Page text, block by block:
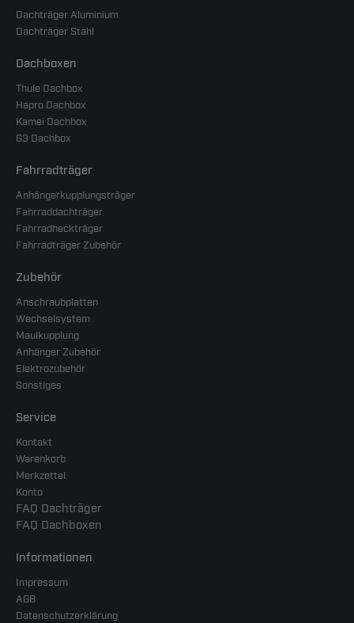
Dachträger Aluminium
Dachträger Stahl
Dachboxen
Thule Dachbox
Hapro Dachbox
Kamei Dachbox
G3 Dachbox
Fahrradträger
Anhängerkupplungsträger
Fahrraddachträger
Fahrradheckträger
Fahrradträger Zubehör
Zubehör
Anschraubplatten
Wechselsystem
Maulkupplung
Anhänger Zubehör
Elektrozubehör
Sonstiges
Service
Kontakt
Warenkorb
Merkzettel
Konto
FAQ Dachträger
FAQ Dachboxen
Informationen
Impressum
AGB
Datenschutzerklärung